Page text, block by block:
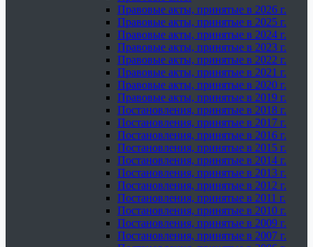
Правовые акты, принятые в 2026 г.
Правовые акты, принятые в 2025 г.
Правовые акты, принятые в 2024 г.
Правовые акты, принятые в 2023 г.
Правовые акты, принятые в 2022 г.
Правовые акты, принятые в 2021 г.
Правовые акты, принятые в 2020 г.
Правовые акты, принятые в 2019 г.
Постановления, принятые в 2018 г.
Постановления, принятые в 2017 г.
Постановления, принятые в 2016 г.
Постановления, принятые в 2015 г.
Постановления, принятые в 2014 г.
Постановления, принятые в 2013 г.
Постановления, принятые в 2012 г.
Постановления, принятые в 2011 г.
Постановления, принятые в 2010 г.
Постановления, принятые в 2009 г.
Постановления, принятые в 2007 г.